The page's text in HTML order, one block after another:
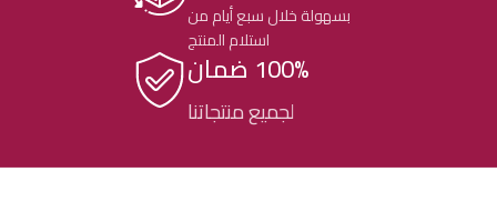
بسهولة خلال سبع أيام من
استلام المنتج
100% ضمان
لجميع منتجاتنا